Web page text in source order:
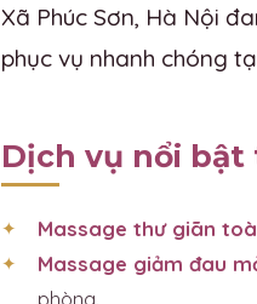
Xã Phúc Sơn, Hà Nội
phục vụ nhanh chóng
Dịch vụ nổi bật
Massage thư giãn
Massage giảm đau
phòng.